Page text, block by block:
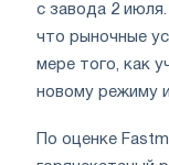
с завода 2
что рыночные
мере того, как
новому режиму
По оценке